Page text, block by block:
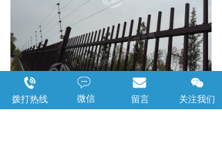
拨打热线 微信 留言 关注我们